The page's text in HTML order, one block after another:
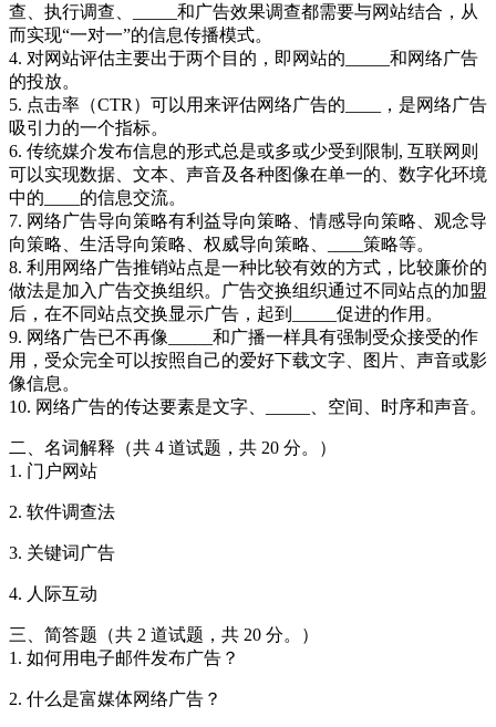
查、执行调查、_____和广告效果调查都需要与网站结合，从
而实现“一对一”的信息传播模式。
4. 对网站评估主要出于两个目的，即网站的_____和网络广告
的投放。
5. 点击率（CTR）可以用来评估网络广告的____，是网络广告
吸引力的一个指标。
6. 传统媒介发布信息的形式总是或多或少受到限制, 互联网则
可以实现数据、文本、声音及各种图像在单一的、数字化环境
中的____的信息交流。
7. 网络广告导向策略有利益导向策略、情感导向策略、观念导
向策略、生活导向策略、权威导向策略、____策略等。
8. 利用网络广告推销站点是一种比较有效的方式，比较廉价的
做法是加入广告交换组织。广告交换组织通过不同站点的加盟
后，在不同站点交换显示广告，起到_____促进的作用。
9. 网络广告已不再像_____和广播一样具有强制受众接受的作
用，受众完全可以按照自己的爱好下载文字、图片、声音或影
像信息。
10. 网络广告的传达要素是文字、_____、空间、时序和声音。
二、名词解释（共 4 道试题，共 20 分。）
1. 门户网站
2. 软件调查法
3. 关键词广告
4. 人际互动
三、简答题（共 2 道试题，共 20 分。）
1. 如何用电子邮件发布广告？
2. 什么是富媒体网络广告？